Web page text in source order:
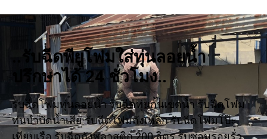
..รับฉีดพียูโฟมใส่ทุ่นลอยน้ำ
ปรึกษาได้ 24 ชั่วโมง..
รับฉีดโฟมทุ่นลอยน้ำ รับฉีดทุ่นกั้นเขตน้ำ รับฉีดโฟม
ทุ่นบำบัดน้ำเสีย รับฉีดโฟมถังเหล็ก รับฉีดโฟมโป๊ะ
เทียบเรือ รับฉีดถังพลาสติก 200 ลิตร รับซ่อมรอยรั่ว